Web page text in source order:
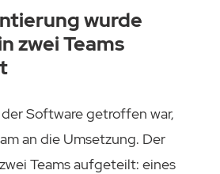
wurde
zwei Teams
Software getroffen war,
an die Umsetzung. Der
Teams aufgeteilt: eines